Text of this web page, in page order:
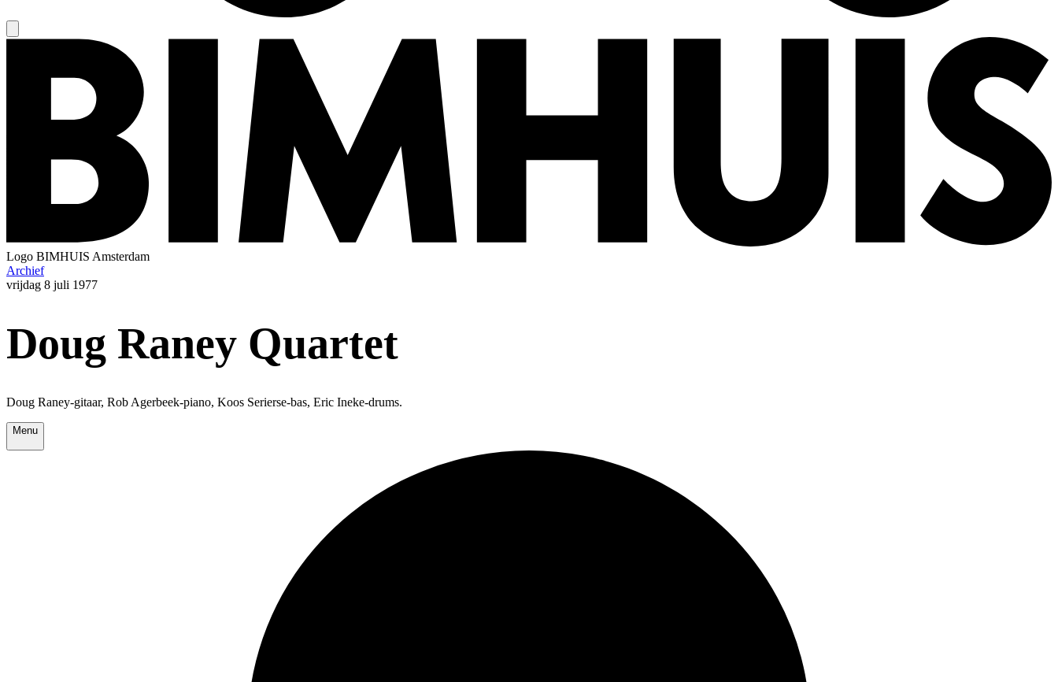
Logo BIMHUIS Amsterdam
Archief
vrijdag 8 juli 1977
Doug Raney Quartet
Doug Raney-gitaar, Rob Agerbeek-piano, Koos Serierse-bas, Eric Ineke-drums.
Menu